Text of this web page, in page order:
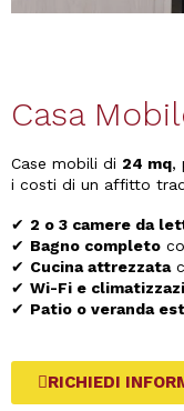
Casa
Case mobili di 24 mq,
i costi di un affitto
✔ 2 o 3 camere da
✔ Bagno completo
✔ Cucina attrezzata
✔ Wi-Fi e
✔ Patio o veranda
RICHIEDI